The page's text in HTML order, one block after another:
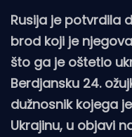
Rusija je potvrdila
brod koji je
što ga je oštetio
Berdjansku 24.
dužnosnik kojega
Ukrajinu, u objavi